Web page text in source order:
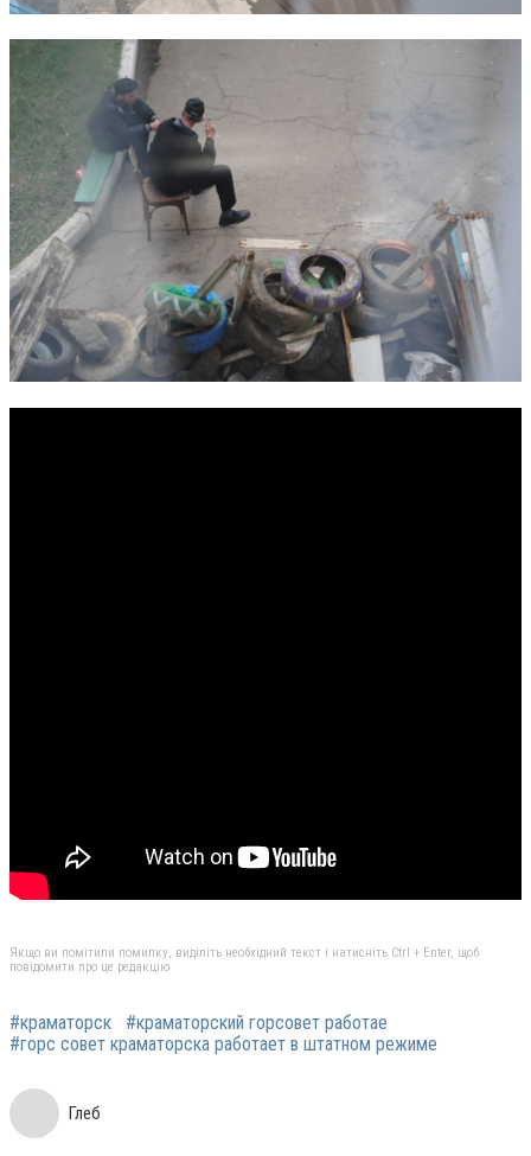
Якщо ви помітили помилку, виділіть необхідний текст і натисніть Ctrl + Enter, щоб
повідомити про це редакцію
#краматорск
#краматорский горсовет работае
#горс совет краматорска работает в штатном режиме
Глеб